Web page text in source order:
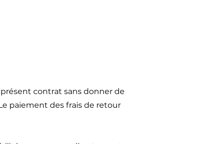
contrat sans donner de
paiement des frais de retour